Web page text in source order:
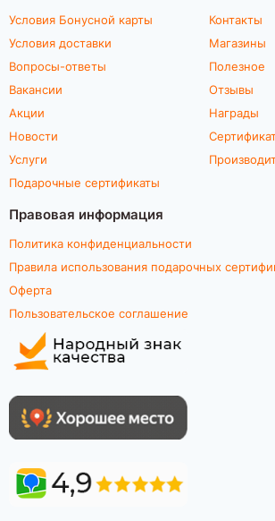
Условия Бонусной карты
Условия доставки
Вопросы-ответы
Вакансии
Акции
Новости
Услуги
Подарочные сертификаты
Контакты
Магазины
Полезное
Отзывы
Награды
Правовая информация
Политика конфиденциальности
Правила использования подарочных
Оферта
Пользовательское соглашение